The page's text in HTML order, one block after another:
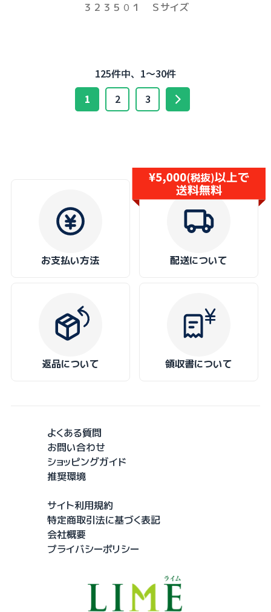
３２３５０１ Ｓサイズ
125件中、1～30件
1
2 3
お支払い方法 配送について
返品について 領収書について
よくある質問
お問い合わせ
ショッピングガイド
推奨環境
サイト利用規約
特定商取引法に基づく表記
会社概要
プライバシーポリシー